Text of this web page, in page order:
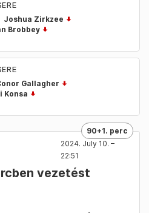
Joshua Zirkzee
Brobbey
Gallagher
Konsa
90+1. perc
2024. July 10. –
22:51
vezetést